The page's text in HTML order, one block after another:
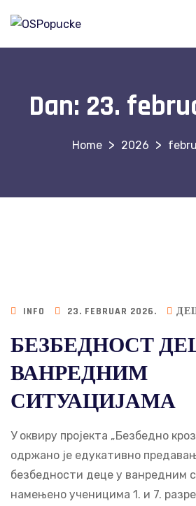
Dan: 23.
> 2026 >
INFO 23. FEBRUAR 2026.
БЕЗБЕДНОСТ
ВАНРЕДНИМ
СИТУАЦИЈАМА
У оквиру пројекта „Безбедно
одржано је едукативно
безбедности деце у ванредним
намењено ученицима 1. и 7.